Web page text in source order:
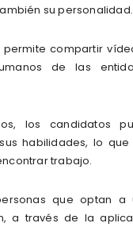
su personalidad.
permite compartir
de las
los candidatos
habilidades, lo
trabajo.
que optan a
a través de la